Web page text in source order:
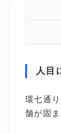
人目
環七通
舗が固